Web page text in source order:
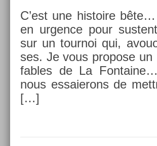
C’est une his­toire bête…
en urg­ence pour
sur un tour­noi qui,
ses. Je vous pro­pose
f­ables de La
nous es­saierons de
[…]